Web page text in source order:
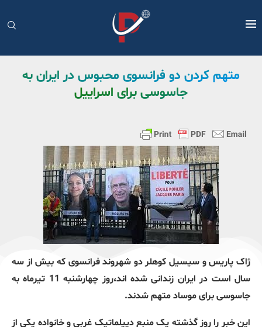
متهم کردن دو فرانسوی محبوس در ایران به
جاسوسی برای اسراییل
ژاک پاریس و سیسیل کوهلر دو شهروند فرانسوی که بیش از سه
سال است در ایران زندانی شده اند،روز چهارشنبه 11 تیرماه به
جاسوسی برای موساد متهم شدند.
این خبر را روز گذشته یک منبع دیپلماتیک غربی و خانواده یکی از